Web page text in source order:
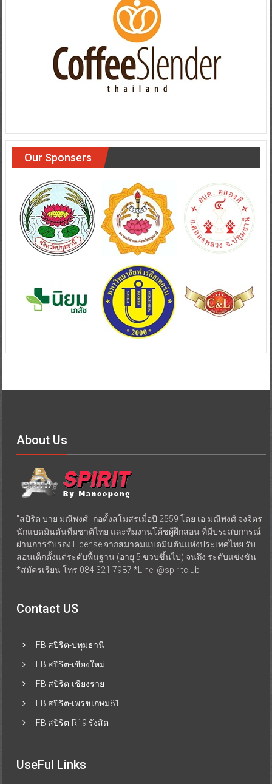
Our Sponsers
About Us
"สปิริต บาย มณีพงศ์" ก่อตั้งสโมสรเมื่อปี 2559 โดย เอ-มณีพงศ์ จงจิตร
นักแบดมินตันทีมชาติไทย และทีมงานโค้ชผู้ฝึกสอน ที่มีประสบการณ์
ผ่านการรับรอง License จากสมาคมแบดมินตันแห่งประเทศไทย รับ
สอนเด็กตั้งแต่ระดับพื้นฐาน (อายุ 5 ขวบขึ้นไป) จนถึง ระดับแข่งขัน
*สมัครเรียน โทร 084 321 7987 *Line: @spiritclub
Contact US
FB สปิริต-ปทุมธานี
FB สปิริต-เชียงใหม่
FB สปิริต-เชียงราย
FB สปิริต-เพรชเกษม81
FB สปิริต-R19 รังสิต
UseFul Links